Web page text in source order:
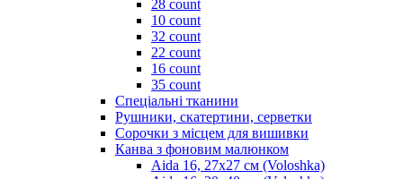
28 count
10 count
32 count
22 count
16 count
35 count
Спеціальні тканини
Рушники, скатертини, серветки
Сорочки з місцем для вишивки
Канва з фоновим малюнком
Aida 16, 27х27 см (Voloshka)